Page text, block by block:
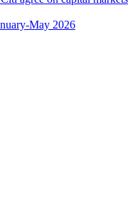
May 2026